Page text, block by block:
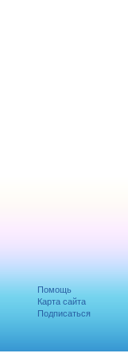
Помощь
Карта сайта
Подписаться